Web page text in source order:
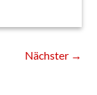
Nächster→